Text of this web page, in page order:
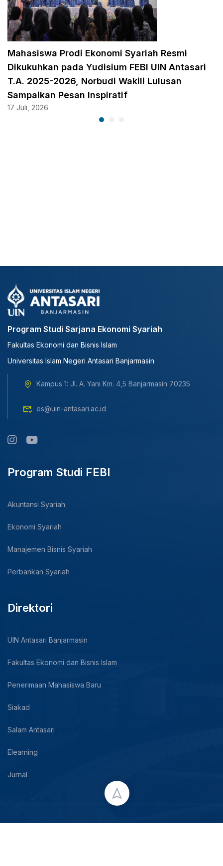
Mahasiswa Prodi Ekonomi Syariah Resmi
Dikukuhkan pada Yudisium FEBI UIN Antasari
T.A. 2025-2026, Norbudi Wakili Lulusan
Sampaikan Pesan Inspiratif
17 Juli, 2026
Program Studi Sarjana Ekonomi Syariah
Fakultas Ekonomi dan Bisnis Islam
Universitas Islam Negeri Antasari Banjarmasin
Kampus 1: Jl. A. Yani Km. 4,5 Banjarmasin 70235
es@uin-antasari.ac.id
Program Studi FEBI
Akuntansi Syariah
Ekonomi Syariah
Manajemen Bisnis Syariah
Perbankan Syariah
Direktori
UIN Antasari Banjarmasin
Fakultas Ekonomi dan Bisnis Islam
Penerimaan Mahasiswa Baru
Siakad
Salam Antasari
Elearning
Jurnal
Copyright © 2024 UIN Antasari Banjarmasin